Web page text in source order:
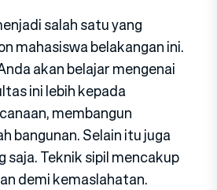
salah satu yang
mahasiswa belakangan ini.
akan belajar mengenai
ini lebih kepada
membangun
bangunan. Selain itu juga
saja. Teknik sipil mencakup
demi kemaslahatan.